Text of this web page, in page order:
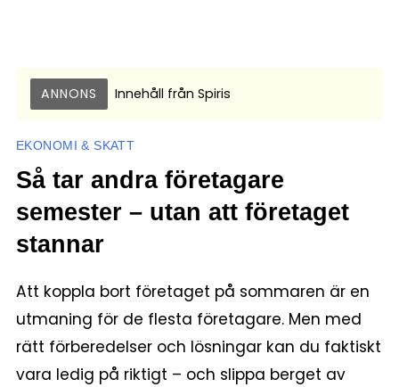
ANNONS Innehåll från Spiris
EKONOMI & SKATT
Så tar andra företagare
semester – utan att företaget
stannar
Att koppla bort företaget på sommaren är en
utmaning för de flesta företagare. Men med
rätt förberedelser och lösningar kan du faktiskt
vara ledig på riktigt – och slippa berget av